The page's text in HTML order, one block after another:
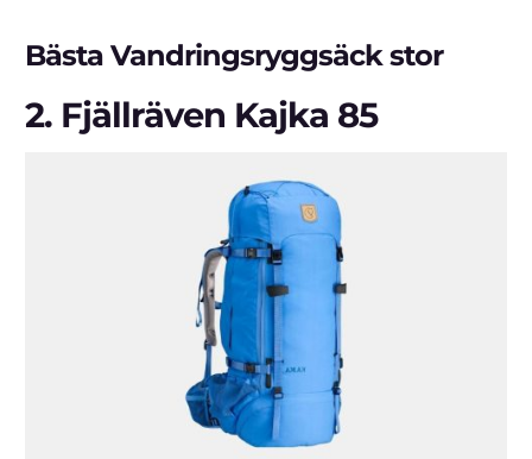
Bästa Vandringsryggsäck stor
2. Fjällräven Kajka 85